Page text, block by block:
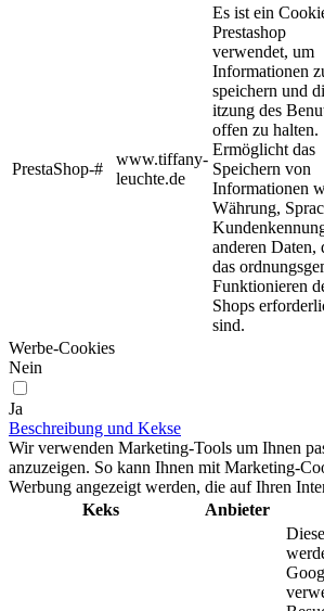
PrestaShop-#
www.tiffany-
leuchte.de
Es ist ein
Prestashop
verwendet, um
Informationen
speichern und
itzung des
offen zu halten.
Ermöglicht das
Speichern von
Informationen
Währung,
anderen Daten,
das
Funktionieren
Shops
sind.
Werbe-Cookies
Nein
Ja
Beschreibung und Kekse
Wir verwenden Marketing-Tools um Ihnen
anzuzeigen. So kann Ihnen mit Marketing-
Werbung angezeigt werden, die auf Ihren
Keks
Anbieter